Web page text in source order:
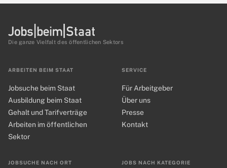
Die ganze Vielfalt des öffentlichen Sektors
ARBEITEN BEIM STAAT
Jobsuche beim Staat
Ausbildung beim Staat
Gehalt und Tarifverträge
Arbeiten im öffentlichen
Sektor
JOBSUCHE NACH ORT JOBS NACH KATEGORIE
SERVICE
Für Arbeitgeber
Über uns
Presse
Kontakt